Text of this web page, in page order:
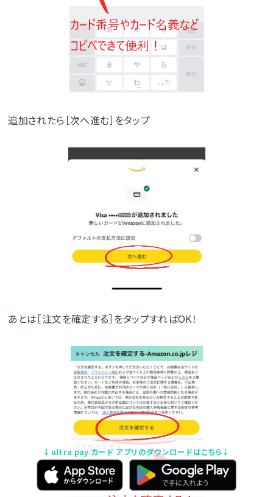
追加されたら［次へ進む］をタップ
あとは［注文を確定する］をタップすればOK！
↓ultra pay カード アプリのダウンロードはこちら↓